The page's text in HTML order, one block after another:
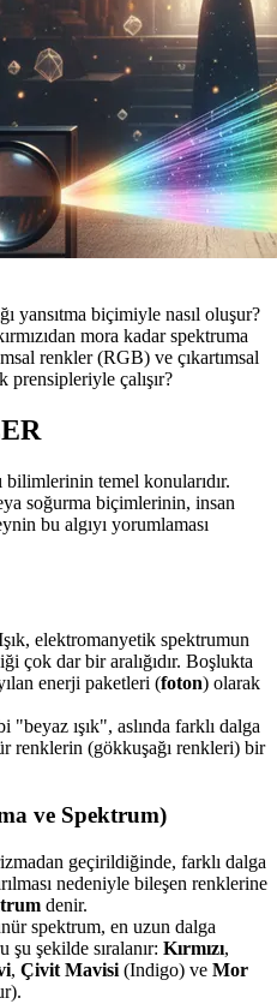
yansıtma biçimiyle nasıl oluşur?
mora kadar spektruma
renkler (RGB) ve çıkartımsal
çalışır?
temel konularıdır.
soğurma biçimlerinin, insan
bu algıyı yorumlaması
elektromanyetik spektrumun
çok dar bir aralığıdır. Boşlukta
enerji paketleri (foton) olarak
"beyaz ışık", aslında farklı dalga
renklerin (gökkuşağı renkleri) bir
ve Spektrum)
geçirildiğinde, farklı dalga
nedeniyle bileşen renklerine
denir.
spektrum, en uzun dalga
şu şekilde sıralanır: Kırmızı,
, Çivit Mavisi (Indigo) ve Mor